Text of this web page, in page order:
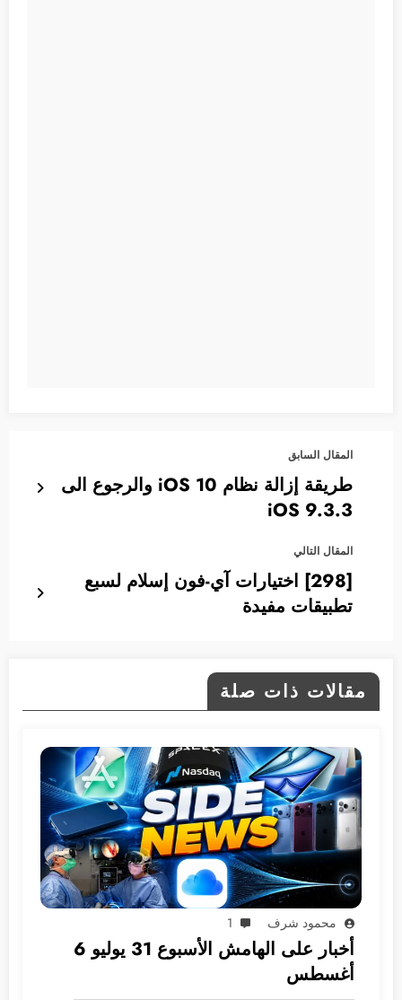
المقال السابق
طريقة إزالة نظام iOS 10 والرجوع الى
iOS 9.3.3
المقال التالي
[298] اختيارات آي-فون إسلام لسبع
تطبيقات مفيدة
مقالات ذات صلة
محمود شرف 1
أخبار على الهامش الأسبوع 31 يوليو 6
أغسطس